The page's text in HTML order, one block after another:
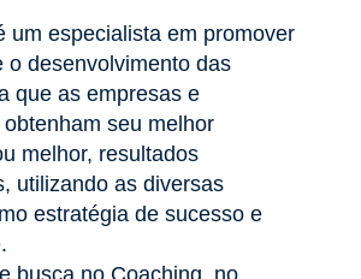
um especialista em promover
o desenvolvimento das
que as empresas e
seu melhor
melhor, resultados
utilizando as diversas
estratégia de sucesso e
busca no Coaching, no